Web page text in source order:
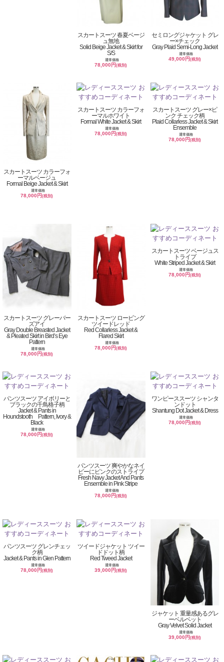
スカートスーツ 春夏ベージ
ュ無地
Solid Beige Jacket & Skirt for
S/S
通常価格
78,000円(税別)
セミロングジャケット グレ
ー×チェック
Gray Plaid Semi-Long Jacket
通常価格
49,000円(税別)
スカートスーツ カラーフォ
ーマルベージュ
Formal Beige Jacket & Skirt
通常価格
78,000円(税別)
スカートスーツ カラーフォ
ーマルホワイト
Formal White Jacket & Skirt
通常価格
78,000円(税別)
スカートスーツ グレー×ピ
ンク チェック柄
Plaid Collarless Jacket & Skirt
Ensemble
通常価格
78,000円(税別)
スカートスーツ グレーバー
ズアイ
Gray Double Breasted Jacket
& Pleated Skirt in Bird’s Eye
Pattern
通常価格
78,000円(税別)
スカートスーツ ロービング
ツイードレッド
Red Collarless Jacket &
Flared Skirt
通常価格
78,000円(税別)
スカートスーツ ベージュス
トライプ
White Striped Jacket & Skirt
通常価格
78,000円(税別)
パンツスーツ アイボリーと
ブラックの千鳥格子柄
Jacket & Pants in
Houndstooth Pattern, Ivory &
Black
通常価格
78,000円(税別)
パンツスーツ 爽やかなネイ
ビーにピンクのストライプ
Fresh Navy Jacket And Pants
Ensemble in Pink Stripe
通常価格
78,000円(税別)
ワンピーススーツ シャンタ
ンドット
Shantung Dot Jacket & Dress
通常価格
78,000円(税別)
パンツスーツ グレンチェッ
ク柄
Jacket & Pants in Glen Pattern
通常価格
78,000円(税別)
ツイードジャケット ツイー
ドドット柄
Red Tweed Jacket
通常価格
39,000円(税別)
ジャケット 重量感あるグレ
ーベルベット
Gray Velvet Solid Jacket
通常価格
39,000円(税別)